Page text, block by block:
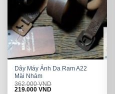
Dây Máy Ảnh Da Ram A22
Mài Nhám
362.000VND
Original
219.000VNDCurrent